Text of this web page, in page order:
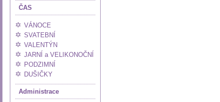
ČAS
VÁNOCE
SVATEBNÍ
VALENTÝN
JARNÍ a VELIKONOČNÍ
PODZIMNÍ
DUŠIČKY
Administrace